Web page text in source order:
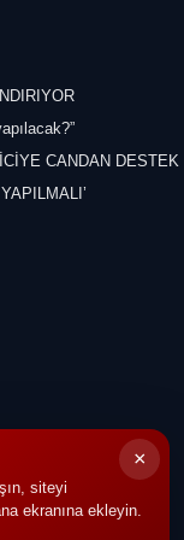
CANDAN DESTEK
×
siteyi
ekranına ekleyin.